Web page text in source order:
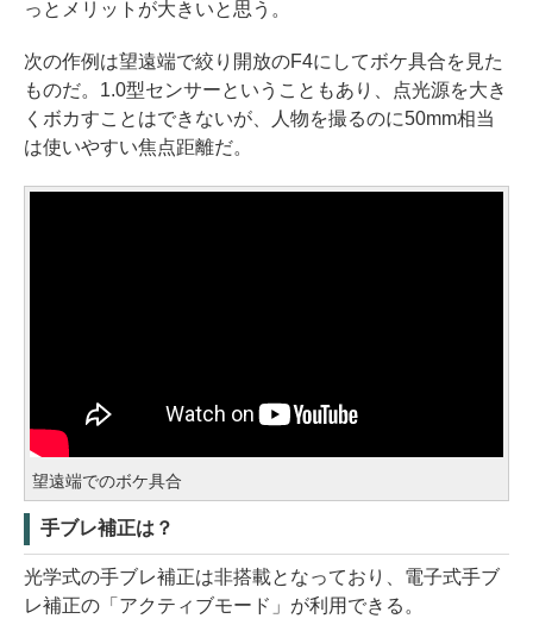
っとメリットが大きいと思う。
次の作例は望遠端で絞り開放のF4にしてボケ具合を見た
ものだ。1.0型センサーということもあり、点光源を大き
くボカすことはできないが、人物を撮るのに50mm相当
は使いやすい焦点距離だ。
望遠端でのボケ具合
手ブレ補正は？
光学式の手ブレ補正は非搭載となっており、電子式手ブ
レ補正の「アクティブモード」が利用できる。